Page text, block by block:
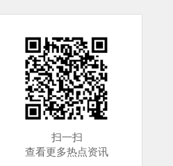
扫一扫
查看更多热点资讯